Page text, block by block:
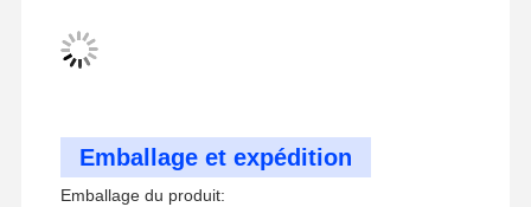
canal de montage solaire
Emballage et expédition
Emballage du produit: